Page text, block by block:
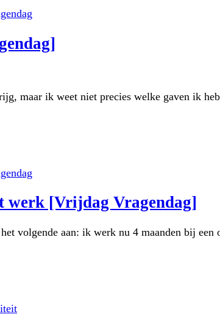
maar ik weet niet precies welke gaven ik
werk [Vrijdag Vragendag]
volgende aan: ik werk nu 4 maanden bij